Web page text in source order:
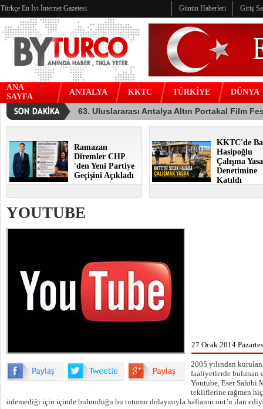
Türkçe En İyi İnternet Gazetesi Günün Haberleri Giriş
ANA
SAYFA
ANTALYA KKTC TÜRKİYE DÜNYA
Ramazan
Diremler CHP
'den Yeni Partiye
Geçişini Açıkladı
KKTC'de
Hasipoğlu
Çalışma
Denetimine
Katıldı
YOUTUBE
27 Ocak 2014
2005 yılından
faaliyetlerde bulunan
Youtube, Eser Sahibi
tekliflerine rağmen
ödemediği için içinde bulunduğu bu tutumu dolayısıyla haftanın out’u ilan